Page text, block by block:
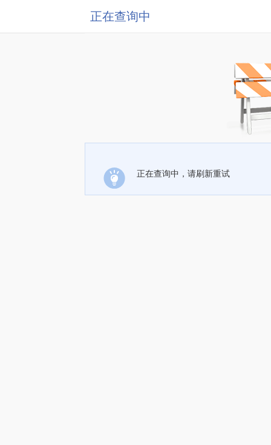
正在查询中
正在查询中，请刷新重试